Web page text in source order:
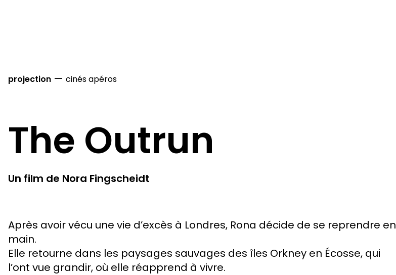
projection — cinés apéros
The Outrun
Un film de Nora Fingscheidt
Après avoir vécu une vie d’excès à Londres, Rona décide de se reprendre en
main.
Elle retourne dans les paysages sauvages des îles Orkney en Écosse, qui
l’ont vue grandir, où elle réapprend à vivre.